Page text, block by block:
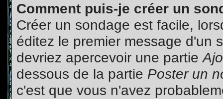
Comment puis-je créer un
Créer un sondage est facile,
éditez le premier message d'un
devriez apercevoir une partie
dessous de la partie Poster un
c'est que vous n'avez